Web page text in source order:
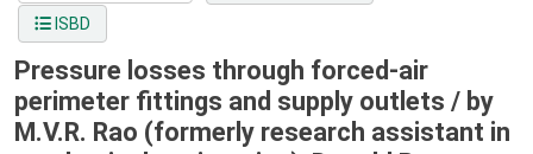
ISBD
Pressure losses through forced-air
perimeter fittings and supply outlets / by
M.V.R. Rao (formerly research assistant in